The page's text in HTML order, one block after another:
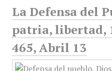
La Defensa del
patria, libertad,
465, Abril 13